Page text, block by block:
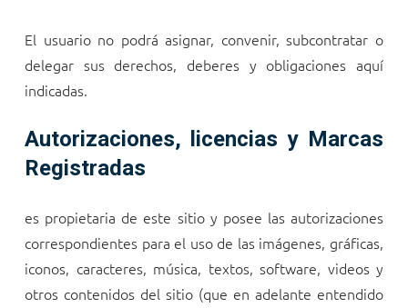
El usuario no podrá asignar, convenir, subcontratar o
delegar sus derechos, deberes y obligaciones aquí
indicadas.
Autorizaciones, licencias y Marcas
Registradas
es propietaria de este sitio y posee las autorizaciones
correspondientes para el uso de las imágenes, gráficas,
iconos, caracteres, música, textos, software, videos y
otros contenidos del sitio (que en adelante entendido